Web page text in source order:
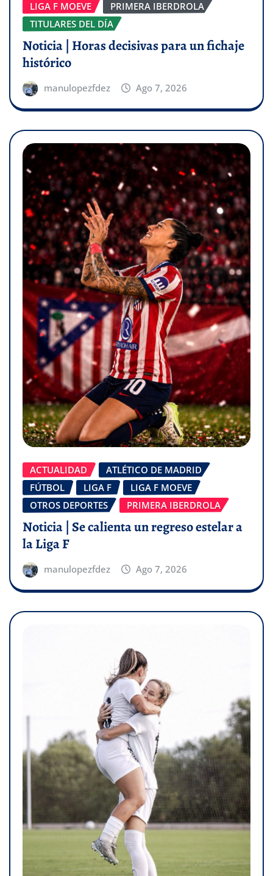
LIGA F MOEVE
PRIMERA IBERDROLA
TITULARES DEL DÍA
Noticia | Horas decisivas para un fichaje
histórico
manulopezfdez Ago 7, 2026
ACTUALIDAD
ATLÉTICO DE MADRID
FÚTBOL
LIGA F
LIGA F MOEVE
OTROS DEPORTES
PRIMERA IBERDROLA
Noticia | Se calienta un regreso estelar a
la Liga F
manulopezfdez Ago 7, 2026